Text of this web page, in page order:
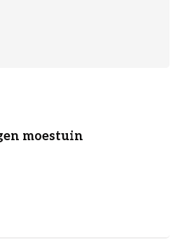
moestuin